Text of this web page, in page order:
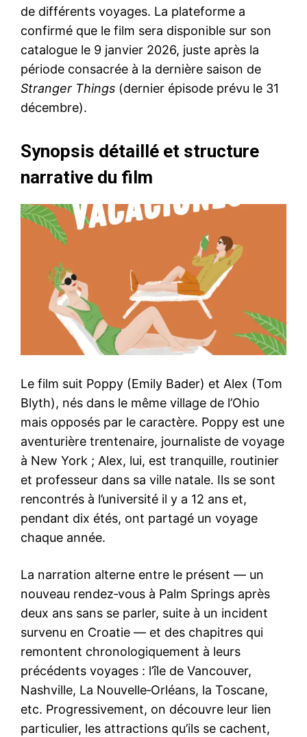
de différents voyages. La plateforme a
confirmé que le film sera disponible sur son
catalogue le 9 janvier 2026, juste après la
période consacrée à la dernière saison de
Stranger Things (dernier épisode prévu le 31
décembre).
Synopsis détaillé et structure
narrative du film
Le film suit Poppy (Emily Bader) et Alex (Tom
Blyth), nés dans le même village de l’Ohio
mais opposés par le caractère. Poppy est une
aventurière trentenaire, journaliste de voyage
à New York ; Alex, lui, est tranquille, routinier
et professeur dans sa ville natale. Ils se sont
rencontrés à l’université il y a 12 ans et,
pendant dix étés, ont partagé un voyage
chaque année.
La narration alterne entre le présent — un
nouveau rendez‑vous à Palm Springs après
deux ans sans se parler, suite à un incident
survenu en Croatie — et des chapitres qui
remontent chronologiquement à leurs
précédents voyages : l’île de Vancouver,
Nashville, La Nouvelle‑Orléans, la Toscane,
etc. Progressivement, on découvre leur lien
particulier, les attractions qu’ils se cachent,